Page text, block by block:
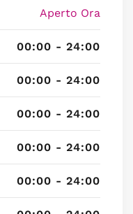
Aperto Ora
00:00 - 24:00
00:00 - 24:00
00:00 - 24:00
00:00 - 24:00
00:00 - 24:00